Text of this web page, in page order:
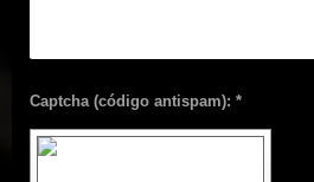
Captcha (código antispam): *